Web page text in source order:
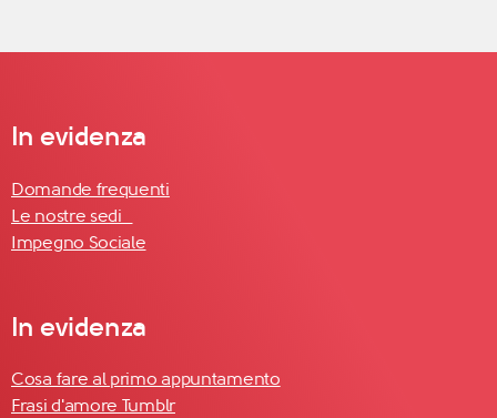
In evidenza
Domande frequenti
Le nostre sedi
Impegno Sociale
In evidenza
Cosa fare al primo appuntamento
Frasi d'amore Tumblr